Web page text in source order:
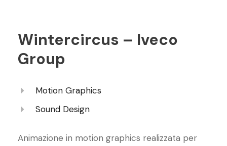
Wintercircus – Iveco
Group
Motion Graphics
Sound Design
Animazione in motion graphics realizzata per